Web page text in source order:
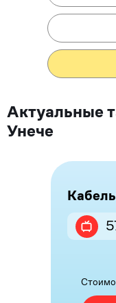
Актуальные
Унече